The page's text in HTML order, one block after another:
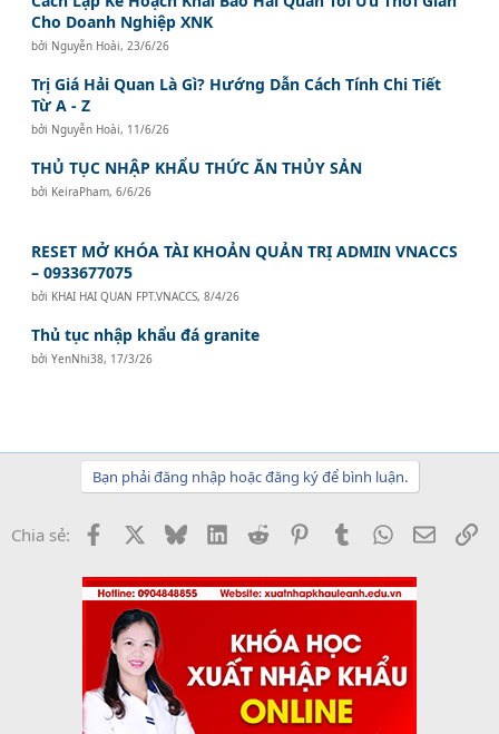
Cho Doanh Nghiệp XNK
bởi Nguyễn Hoài, 23/6/26
Trị Giá Hải Quan Là Gì? Hướng Dẫn Cách Tính Chi Tiết
Từ A - Z
bởi Nguyễn Hoài, 11/6/26
THỦ TỤC NHẬP KHẨU THỨC ĂN THỦY SẢN
bởi KeiraPham,6/6/26
RESET MỞ KHÓA TÀI KHOẢN QUẢN TRỊ ADMIN VNACCS
– 0933677075
bởi KHAI HAI QUAN FPT.VNACCS,8/4/26
Thủ tục nhập khẩu đá granite
bởiYenNhi38, 17/3/26
Bạn phải đăng nhập hoặc đăng ký để bình luận.
Chia sẻ: Facebook BlueskyLinkedInReddit PinterestTumblrWhatsApp
Email